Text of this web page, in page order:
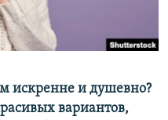
искренне и душевно?
вариантов,